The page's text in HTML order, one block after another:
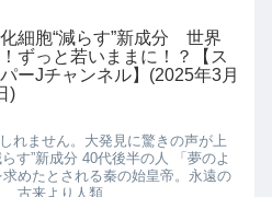
細胞“減らす”新成分 世界
ずっと若いままに！？【ス
ーJチャンネル】(2025年3月
)
れません。大発見に驚きの声が上
す”新成分 40代後半の人 「夢のよ
めたとされる秦の始皇帝。永遠の
古来より人類...